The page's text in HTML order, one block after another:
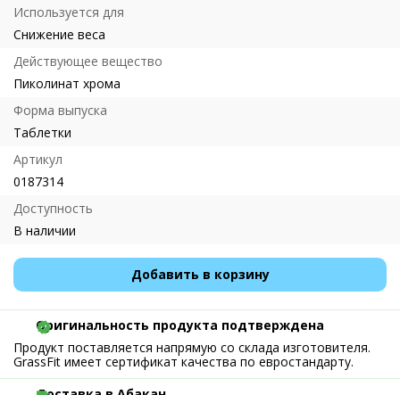
Используется для
Снижение веса
Действующее вещество
Пиколинат хрома
Форма выпуска
Таблетки
Артикул
0187314
Доступность
В наличии
Добавить в корзину
Оригинальность продукта подтверждена
Продукт поставляется напрямую со склада изготовителя.
GrassFit имеет сертификат качества по евростандарту.